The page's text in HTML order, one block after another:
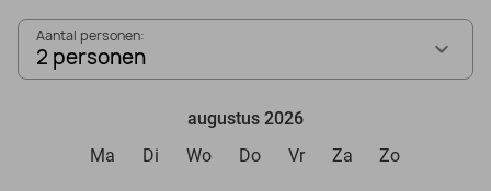
Aantal personen:
2 personen
augustus 2026
Ma
Di Wo Do Vr Za Zo